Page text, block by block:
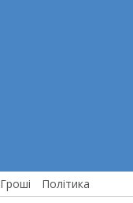
Гроші Політика